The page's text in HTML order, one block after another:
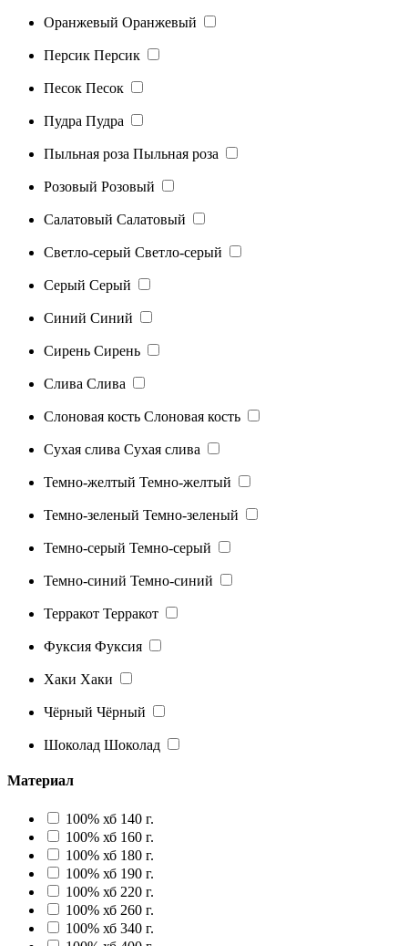
Оранжевый Оранжевый
Персик Персик
Песок Песок
Пудра Пудра
Пыльная роза Пыльная роза
Розовый Розовый
Салатовый Салатовый
Светло-серый Светло-серый
Серый Серый
Синий Синий
Сирень Сирень
Слива Слива
Слоновая кость Слоновая кость
Сухая слива Сухая слива
Темно-желтый Темно-желтый
Темно-зеленый Темно-зеленый
Темно-серый Темно-серый
Темно-синий Темно-синий
Терракот Терракот
Фуксия Фуксия
Хаки Хаки
Чёрный Чёрный
Шоколад Шоколад
Материал
100% хб 140 г.
100% хб 160 г.
100% хб 180 г.
100% хб 190 г.
100% хб 220 г.
100% хб 260 г.
100% хб 340 г.